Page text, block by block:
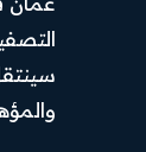
accept the